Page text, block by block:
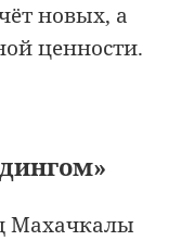
новых, а
ценности.
Махачкалы